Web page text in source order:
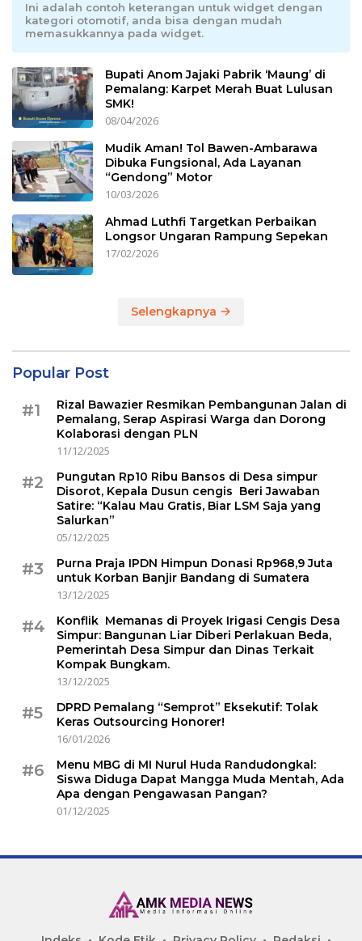
Ini adalah contoh keterangan untuk widget dengan
kategori otomotif, anda bisa dengan mudah
memasukkannya pada widget.
Bupati Anom Jajaki Pabrik ‘Maung’ di
Pemalang: Karpet Merah Buat Lulusan
SMK!
08/04/2026
Mudik Aman! Tol Bawen-Ambarawa
Dibuka Fungsional, Ada Layanan
“Gendong” Motor
10/03/2026
Ahmad Luthfi Targetkan Perbaikan
Longsor Ungaran Rampung Sepekan
17/02/2026
Selengkapnya
Popular Post
#1
Rizal Bawazier Resmikan Pembangunan Jalan di
Pemalang, Serap Aspirasi Warga dan Dorong
Kolaborasi dengan PLN
11/12/2025
#2
Pungutan Rp10 Ribu Bansos di Desa simpur
Disorot, Kepala Dusun cengis Beri Jawaban
Satire: “Kalau Mau Gratis, Biar LSM Saja yang
Salurkan”
05/12/2025
#3
Purna Praja IPDN Himpun Donasi Rp968,9 Juta
untuk Korban Banjir Bandang di Sumatera
13/12/2025
#4
Konflik Memanas di Proyek Irigasi Cengis Desa
Simpur: Bangunan Liar Diberi Perlakuan Beda,
Pemerintah Desa Simpur dan Dinas Terkait
Kompak Bungkam.
13/12/2025
#5
DPRD Pemalang “Semprot” Eksekutif: Tolak
Keras Outsourcing Honorer!
16/01/2026
#6
Menu MBG di MI Nurul Huda Randudongkal:
Siswa Diduga Dapat Mangga Muda Mentah, Ada
Apa dengan Pengawasan Pangan?
01/12/2025